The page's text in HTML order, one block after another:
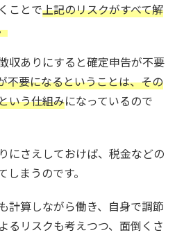
ことで上記のリスクがすべて解
収ありにすると確定申告が不要
不要になるということは、その
いう仕組みになっているので
にさえしておけば、税金などの
まうのです。
計算しながら働き、自身で調節
るリスクも考えつつ、面倒くさ